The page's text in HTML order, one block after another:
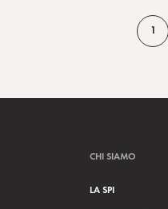
1
CHI SIAMO
LA SPI